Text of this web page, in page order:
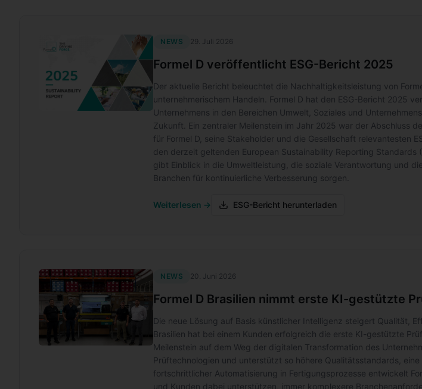
NEWS 29. Juli 2026
Formel D veröffentlicht ESG-Bericht 2025
Der aktuelle Bericht beleuchtet die Nachhaltigkeitsleistung von
unternehmerischem Handeln. Formel D hat den ESG-Bericht 2025
Unternehmens in den Bereichen Umwelt, Soziales und
Zukunft. Ein zentraler Meilenstein im Jahr 2025 war der Abschluss
für Formel D, seine Stakeholder und die Gesellschaft relevantesten
den derzeit geltenden European Sustainability Reporting
gibt Einblick in die Umweltleistung, die soziale Verantwortung und
Branchen für kontinuierliche Verbesserung sorgen.
Weiterlesen → ESG-Bericht herunterladen
NEWS 20. Juni 2026
Formel D Brasilien nimmt erste KI-gestützte
Die neue Lösung auf Basis künstlicher Intelligenz steigert Qualität,
Brasilien hat bei einem Kunden erfolgreich die erste KI-gestützte
Meilenstein auf dem Weg der digitalen Transformation des
Prüftechnologien und unterstützt so höhere Qualitätsstandards,
fortschrittlicher Automatisierung in Fertigungsprozesse entwickelt
und Kunden dabei unterstützen, immer komplexere